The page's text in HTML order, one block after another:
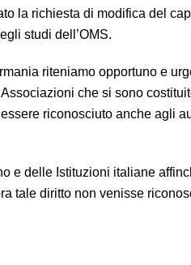
la richiesta di modifica del
studi dell’OMS.
riteniamo opportuno e
che si sono
riconosciuto anche agli
e delle Istituzioni italiane
tale diritto non venisse